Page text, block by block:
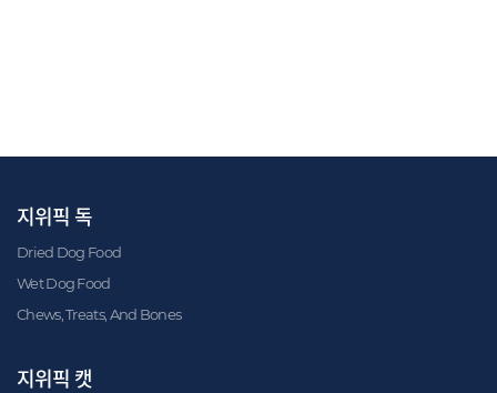
지위픽 독
Dried Dog Food
Wet Dog Food
Chews, Treats, And Bones
지위픽 캣